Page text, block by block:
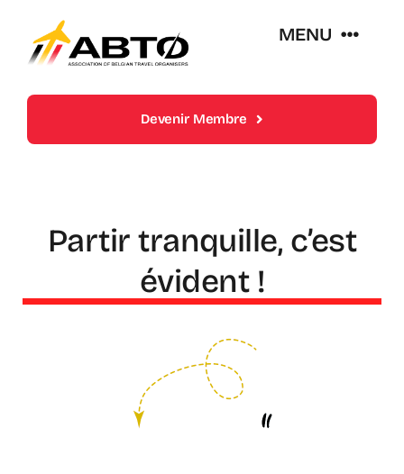
content
MENU
Over Abto
Lidmaatschappen
Trends En Evoluties Van De Reissector
Devenir Membre
Partir tranquille, c’est
évident !